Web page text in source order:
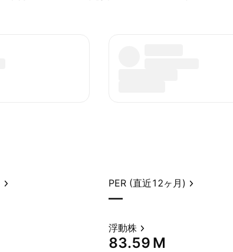
PER (直近12ヶ月)
—
浮動株
‪83.59 M‬